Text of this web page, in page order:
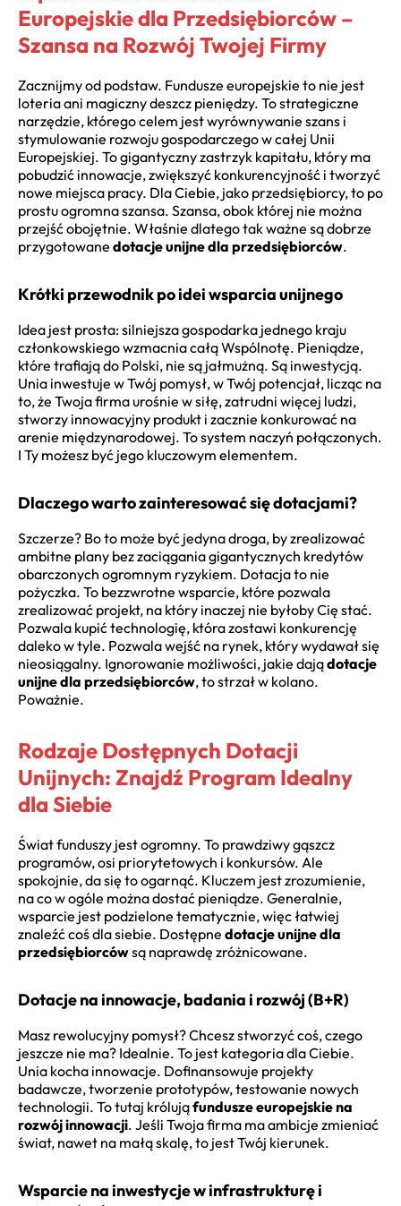
Europejskie dla Przedsiębiorców –
Szansa na Rozwój Twojej Firmy
Zacznijmy od podstaw. Fundusze europejskie to nie jest
loteria ani magiczny deszcz pieniędzy. To strategiczne
narzędzie, którego celem jest wyrównywanie szans i
stymulowanie rozwoju gospodarczego w całej Unii
Europejskiej. To gigantyczny zastrzyk kapitału, który ma
pobudzić innowacje, zwiększyć konkurencyjność i tworzyć
nowe miejsca pracy. Dla Ciebie, jako przedsiębiorcy, to po
prostu ogromna szansa. Szansa, obok której nie można
przejść obojętnie. Właśnie dlatego tak ważne są dobrze
przygotowane dotacje unijne dla przedsiębiorców.
Krótki przewodnik po idei wsparcia unijnego
Idea jest prosta: silniejsza gospodarka jednego kraju
członkowskiego wzmacnia całą Wspólnotę. Pieniądze,
które trafiają do Polski, nie są jałmużną. Są inwestycją.
Unia inwestuje w Twój pomysł, w Twój potencjał, licząc na
to, że Twoja firma urośnie w siłę, zatrudni więcej ludzi,
stworzy innowacyjny produkt i zacznie konkurować na
arenie międzynarodowej. To system naczyń połączonych.
I Ty możesz być jego kluczowym elementem.
Dlaczego warto zainteresować się dotacjami?
Szczerze? Bo to może być jedyna droga, by zrealizować
ambitne plany bez zaciągania gigantycznych kredytów
obarczonych ogromnym ryzykiem. Dotacja to nie
pożyczka. To bezzwrotne wsparcie, które pozwala
zrealizować projekt, na który inaczej nie byłoby Cię stać.
Pozwala kupić technologię, która zostawi konkurencję
daleko w tyle. Pozwala wejść na rynek, który wydawał się
nieosiągalny. Ignorowanie możliwości, jakie dajądotacje
unijne dla przedsiębiorców, to strzał w kolano.
Poważnie.
Rodzaje Dostępnych Dotacji
Unijnych: Znajdź Program Idealny
dla Siebie
Świat funduszy jest ogromny. To prawdziwy gąszcz
programów, osi priorytetowych i konkursów. Ale
spokojnie, da się to ogarnąć. Kluczem jest zrozumienie,
na co w ogóle można dostać pieniądze. Generalnie,
wsparcie jest podzielone tematycznie, więc łatwiej
znaleźć coś dla siebie. Dostępne dotacje unijne dla
przedsiębiorcówsą naprawdę zróżnicowane.
Dotacje na innowacje, badania i rozwój (B+R)
Masz rewolucyjny pomysł? Chcesz stworzyć coś, czego
jeszcze nie ma? Idealnie. To jest kategoria dla Ciebie.
Unia kocha innowacje. Dofinansowuje projekty
badawcze, tworzenie prototypów, testowanie nowych
technologii. To tutaj królująfundusze europejskie na
rozwój innowacji. Jeśli Twoja firma ma ambicje zmieniać
świat, nawet na małą skalę, to jest Twój kierunek.
Wsparcie na inwestycje w infrastrukturę i